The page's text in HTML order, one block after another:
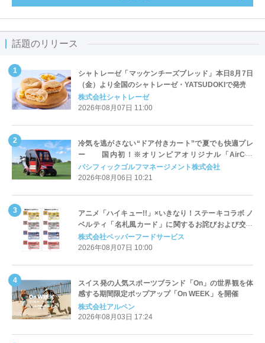
話題のリリース
シャトレーゼ「マッケンチーズブレッド」本日8月7日
（金）より全国のシャトレーゼ・YATSUDOKIで発売
株式会社シャトレーゼ
2026年08月07日 11:00
冷気を逃がさない“ドア付きカート”で夏でも快適プレ
ー 国内初！※オリンピアオリジナル「AirCon
Cart（エアコンカート）」導入 | ＰＧＭ
パシフィックゴルフマネージメント株式会社
2026年08月06日 10:21
アニメ「ハイキュー!!」×いきなり！ステーキコラボ ノ
ベルティ「名札風カード」に関するお詫びおよび交換
対応についてのご案内
株式会社ペッパーフードサービス
2026年08月07日 10:00
スイス発の人気スポーツブランド「On」の世界観を体
感する期間限定ポップアップ「On WEEK」を開催
株式会社アルペン
2026年08月03日 17:24